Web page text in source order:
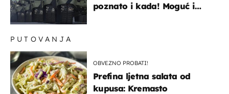
poznato i kada! Moguć i
PUTOVANJA
OBVEZNO PROBATI!
Prefina ljetna salata od
kupusa: Kremasto